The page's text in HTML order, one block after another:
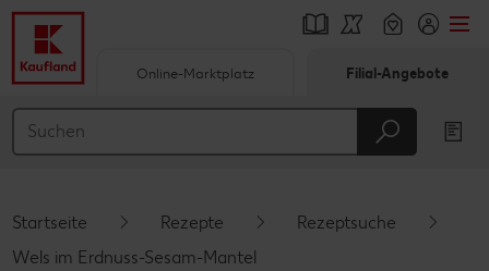
Hauptinhalt
Schwebender Seitenbereich
Online-Marktplatz Filial-Angebote
Startseite Rezepte
Rezeptsuche
Wels im Erdnuss-Sesam-Mantel